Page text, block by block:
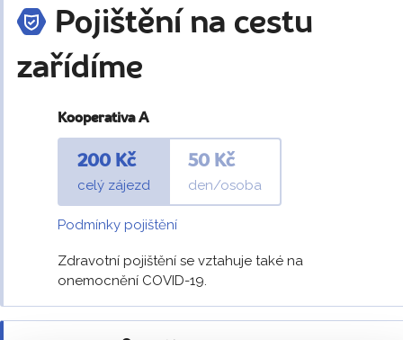
Pojištění na cestu
zařídíme
Kooperativa A
200 Kč
celý zájezd
50 Kč
den/osoba
Podmínky pojištění
Zdravotní pojištění se vztahuje také na
onemocnění COVID-19.